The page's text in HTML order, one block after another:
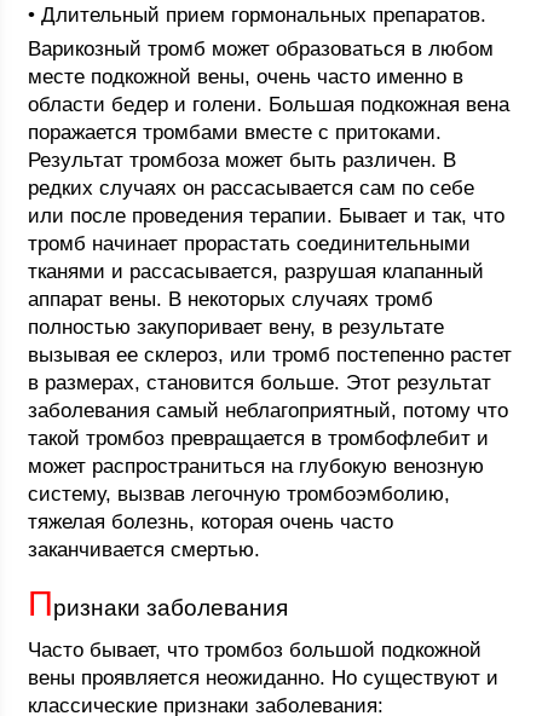
• Длительный прием гормональных препаратов.
Варикозный тромб может образоваться в любом
месте подкожной вены, очень часто именно в
области бедер и голени. Большая подкожная вена
поражается тромбами вместе с притоками.
Результат тромбоза может быть различен. В
редких случаях он рассасывается сам по себе
или после проведения терапии. Бывает и так, что
тромб начинает прорастать соединительными
тканями и рассасывается, разрушая клапанный
аппарат вены. В некоторых случаях тромб
полностью закупоривает вену, в результате
вызывая ее склероз, или тромб постепенно растет
в размерах, становится больше. Этот результат
заболевания самый неблагоприятный, потому что
такой тромбоз превращается в тромбофлебит и
может распространиться на глубокую венозную
систему, вызвав легочную тромбоэмболию,
тяжелая болезнь, которая очень часто
заканчивается смертью.
Признаки заболевания
Часто бывает, что тромбоз большой подкожной
вены проявляется неожиданно. Но существуют и
классические признаки заболевания: